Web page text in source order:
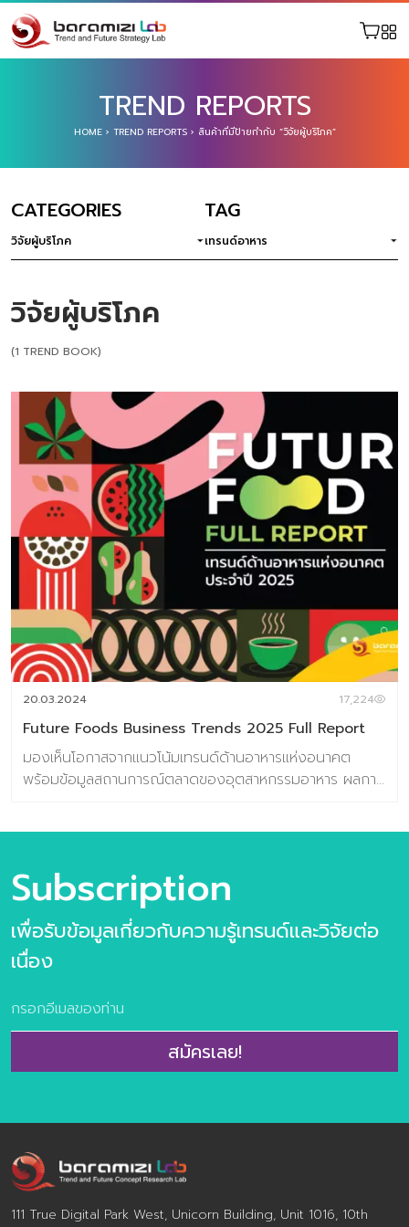
TREND REPORTS
HOME› TREND REPORTS› สินค้าที่มีป้ายกำกับ “วิจัยผู้บริโภค”
CATEGORIES
วิจัยผู้บริโภค
TAG
เทรนด์อาหาร
วิจัยผู้บริโภค
(1 TREND BOOK)
20.03.2024 17,224
Future Foods Business Trends 2025 Full Report
มองเห็นโอกาสจากแนวโน้มเทรนด์ด้านอาหารแห่งอนาคต
พร้อมข้อมูลสถานการณ์ตลาดของอุตสาหกรรมอาหาร ผลการ
รนด์ความต้องการของผู้บริโภคยุคใหม่ 10 แนวโน้มธุรกิจ
อาหารแห่งอนาคต และ 31 เทรนด์ย่อยประกอบไปด้วย >10
แนวโน้มธุรกิจอาหารแห่งอนาคต ประกอบไปด้วย
Personalized Nutrition Well-Mental Eating Fermented
taste of time Extraordinary Meal Through The Root
Protein FoodTech Edible Beauty >ข้อมูลตัวอย่างกรณี
ศึกษากว่า 100 ตัวอย่าง >ผลการวิจัยผู้บริโภคชาวไทย 800
ตัวอย่าง เกี่ยวกับการตอบรับเทรนด์อนาคตอาหาร จำนวน
160 หน้า พิเศษ ราคา 2,900 จากปกติ 3,500 บาท พิเศษ
และคอนเซ็ปต์แห่งอนาคต บารามีซี่แล็บ โดยลูกค้าสามารถร่วม
กันออกแบบเนื้อหาเทรนด์ด้านอาหารแห่งอนาคตที่ตรงประเด็น
และสอดคล้องกับ […]
Subscription
เพื่อรับข้อมูลเกี่ยวกับความรู้เทรนด์และวิจัยต่อ
เนื่อง
สมัครเลย!
111 True Digital Park West, Unicorn Building, Unit 1016, 10th